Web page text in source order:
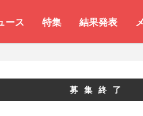
ース 特集 結果発表
募集終了